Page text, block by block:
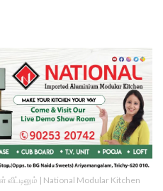
வீட்டிலும் | National Modular Kitchen